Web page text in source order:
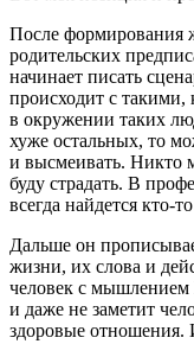
После формирования
родительских
начинает писать
происходит с такими,
в окружении таких
хуже остальных, то
и высмеивать. Никто
буду страдать. В
всегда найдется кто-
Дальше он
жизни, их слова и
человек с мышлением
и даже не заметит
здоровые отношения.